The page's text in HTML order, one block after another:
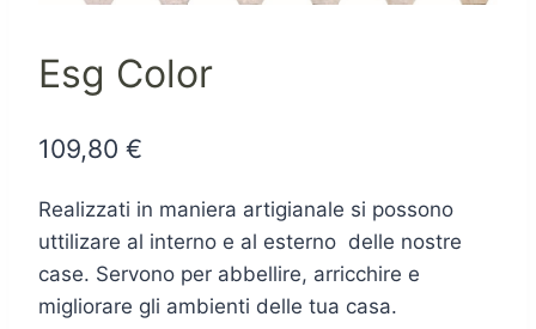
Esg Color
109,80 €
Realizzati in maniera artigianale si possono
uttilizare al interno e al esterno delle nostre
case. Servono per abbellire, arricchire e
migliorare gli ambienti delle tua casa.